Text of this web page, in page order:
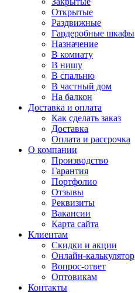
Открытые
Раздвижные
Гардеробные шкафы
Назначение
В комнату
В нишу
В спальню
В частный дом
На балкон
Доставка и оплата
Как сделать заказ
Доставка
Оплата и рассрочка
О компании
Производство
Гарантия
Портфолио
Отзывы
Реквизиты
Вакансии
Карта сайта
Клиентам
Скидки и акции
Онлайн-калькулятор
Вопрос-ответ
Оптовикам
Контакты